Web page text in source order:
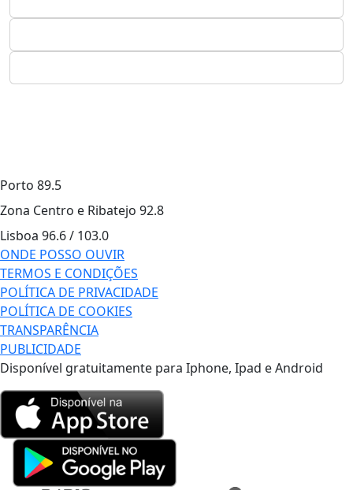
Porto 89.5
Zona Centro e Ribatejo 92.8
Lisboa 96.6 / 103.0
ONDE POSSO OUVIR
TERMOS E CONDIÇÕES
POLÍTICA DE PRIVACIDADE
POLÍTICA DE COOKIES
TRANSPARÊNCIA
PUBLICIDADE
Disponível gratuitamente para Iphone, Ipad e Android